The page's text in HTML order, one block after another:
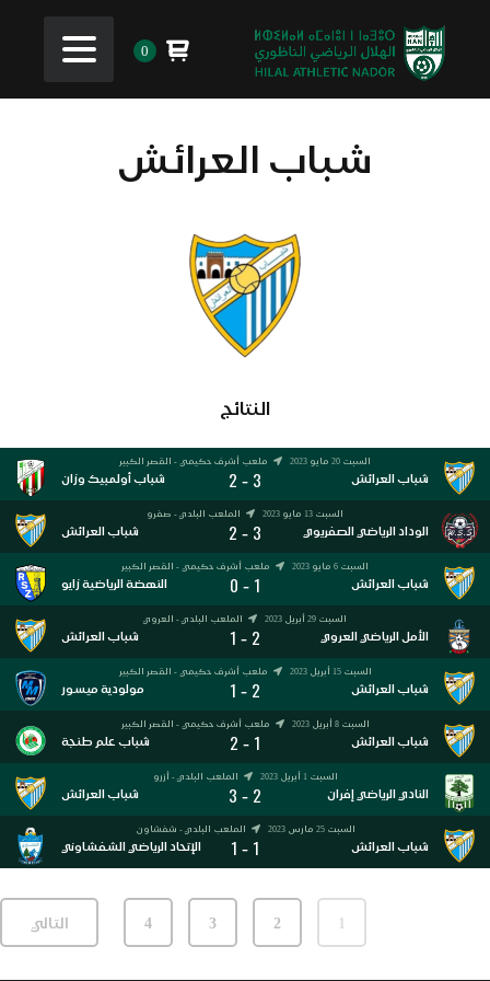
0
شباب العرائش
النتائج
السبت 20 مايو 2023 ملعب أشرف حكيمي - القصر الكبير
شباب العرائش 3
-
2 شباب أولمبيك وزان
السبت 13 مايو 2023 الملعب البلدي - صفرو
الوداد الرياضي الصفريوي 3
-
2 شباب العرائش
السبت 6 مايو 2023 ملعب أشرف حكيمي - القصر الكبير
شباب العرائش 1
-
0 النهضة الرياضية زايو
السبت 29 أبريل 2023 الملعب البلدي - العروي
الأمل الرياضي العروي 2
-
1 شباب العرائش
السبت 15 أبريل 2023 ملعب أشرف حكيمي - القصر الكبير
شباب العرائش 2
-
1 مولودية ميسور
السبت 8 أبريل 2023 ملعب أشرف حكيمي - القصر الكبير
شباب العرائش 1
-
2 شباب علم طنجة
السبت 1 أبريل 2023 الملعب البلدي - أزرو
النادي الرياضي إفران 2
-
3 شباب العرائش
السبت 25 مارس 2023 الملعب البلدي - شفشاون
شباب العرائش 1
-
1 الإتحاد الرياضي الشفشاوني
1
2
3
4 التالي